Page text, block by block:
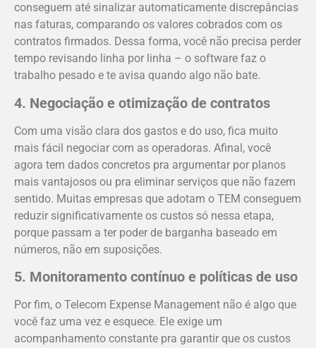
conseguem até sinalizar automaticamente discrepâncias
nas faturas, comparando os valores cobrados com os
contratos firmados. Dessa forma, você não precisa perder
tempo revisando linha por linha – o software faz o
trabalho pesado e te avisa quando algo não bate.
4. Negociação e otimização de contratos
Com uma visão clara dos gastos e do uso, fica muito
mais fácil negociar com as operadoras. Afinal, você
agora tem dados concretos pra argumentar por planos
mais vantajosos ou pra eliminar serviços que não fazem
sentido. Muitas empresas que adotam o TEM conseguem
reduzir significativamente os custos só nessa etapa,
porque passam a ter poder de barganha baseado em
números, não em suposições.
5. Monitoramento contínuo e políticas de uso
Por fim, o Telecom Expense Management não é algo que
você faz uma vez e esquece. Ele exige um
acompanhamento constante pra garantir que os custos